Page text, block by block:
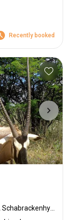
Recently booked